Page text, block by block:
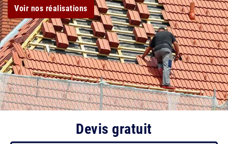
Voir nos réalisations
Devis gratuit